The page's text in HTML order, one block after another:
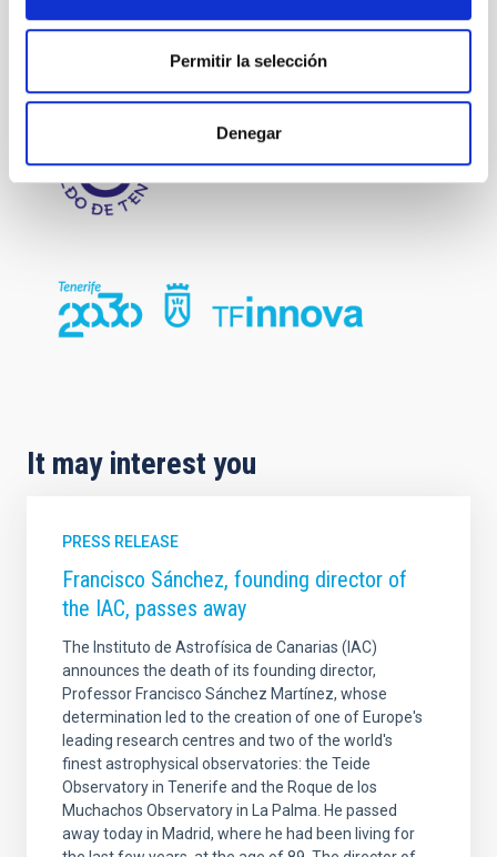
Permitir la selección
Denegar
CosmoLAB
It may interest you
PRESS RELEASE
Francisco Sánchez, founding director of
the IAC, passes away
The Instituto de Astrofísica de Canarias (IAC)
announces the death of its founding director,
Professor Francisco Sánchez Martínez, whose
determination led to the creation of one of Europe's
leading research centres and two of the world's
finest astrophysical observatories: the Teide
Observatory in Tenerife and the Roque de los
Muchachos Observatory in La Palma. He passed
away today in Madrid, where he had been living for